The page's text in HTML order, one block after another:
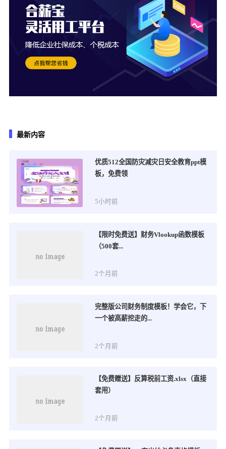
最新内容
优质512全国防灾减灾日安全教育ppt模
板，免费领
5小时前
【限时免费送】财务Vlookup函数模板
（500套...
2个月前
完整版公司财务制度模板！学会它，下
一个被高薪挖走的...
2个月前
【免费赠送】反算税前工资.xlsx（直接
套用）
2个月前